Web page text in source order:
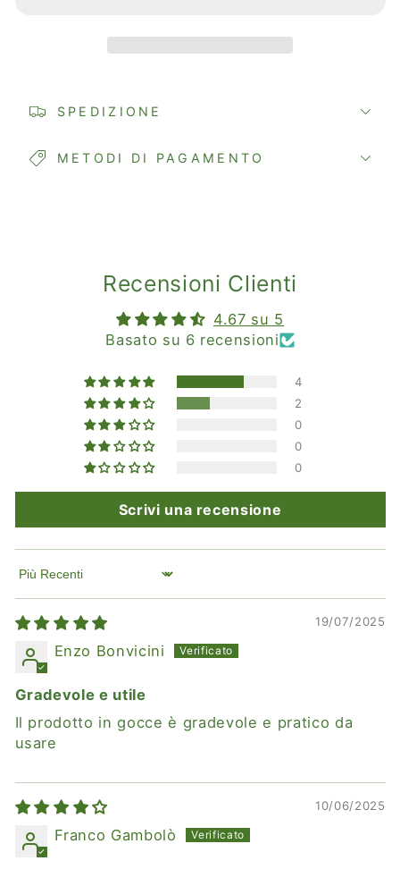
SPEDIZIONE
METODI DI PAGAMENTO
Recensioni Clienti
4.67 su 5
Basato su 6 recensioni
4
2
0
0
0
Scrivi una recensione
Sort by
19/07/2025
Enzo Bonvicini
Gradevole e utile
Il prodotto in gocce è gradevole e pratico da
usare
10/06/2025
Franco Gambolò